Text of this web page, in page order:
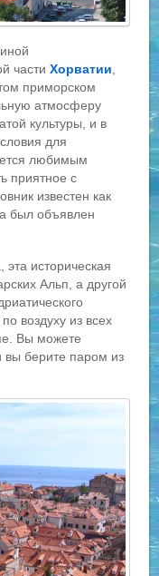
частиХорватии
приморском
атмосферу
культуры, и в
для
любимым
приятное с
известен как
был объявлен
историческая
Альп, а другой
воздуху из всех
Вы можете
вы берите паром из